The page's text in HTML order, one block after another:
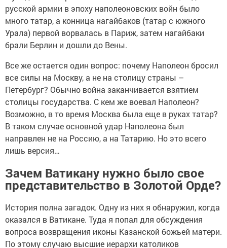
русской армии в эпоху наполеоновских войн было
много татар, а конница нагайбаков (татар с южного
Урала) первой ворвалась в Париж, затем нагайбаки
брали Берлин и дошли до Вены.
Все же остается один вопрос: почему Наполеон бросил
все силы на Москву, а не на столицу страны –
Петербург? Обычно война заканчивается взятием
столицы государства. С кем же воевал Наполеон?
Возможно, в то время Москва была еще в руках татар?
В таком случае основной удар Наполеона был
направлен не на Россию, а на Татарию. Но это всего
лишь версия…
Зачем Ватикану нужно было свое
представительство в Золотой Орде?
История полна загадок. Одну из них я обнаружил, когда
оказался в Ватикане. Туда я попал для обсуждения
вопроса возвращения иконы Казанской божьей матери.
По этому случаю высшие иерархи католиков